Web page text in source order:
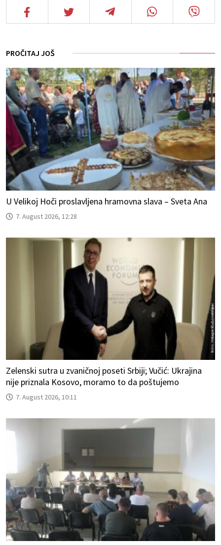
PROČITAJ JOŠ
U Velikoj Hoči proslavljena hramovna slava – Sveta Ana
7. August 2026, 12:28
Zelenski sutra u zvaničnoj poseti Srbiji; Vučić: Ukrajina
nije priznala Kosovo, moramo to da poštujemo
7. August 2026, 10:11